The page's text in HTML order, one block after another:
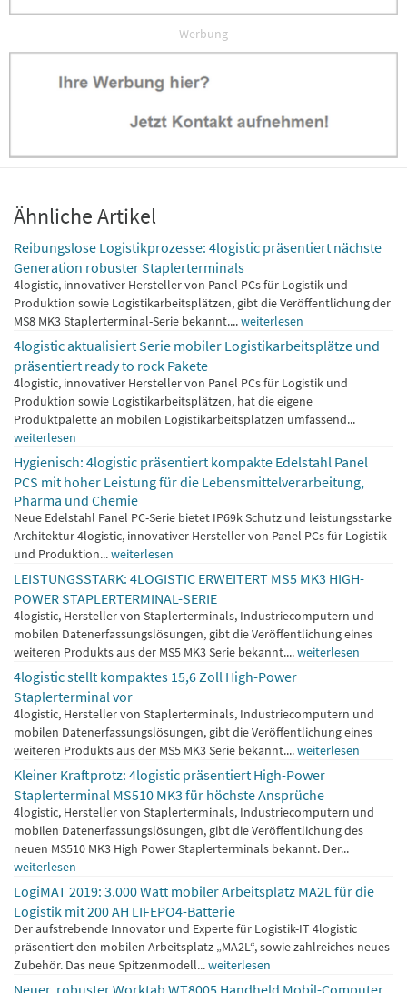
Werbung
Ähnliche Artikel
Reibungslose Logistikprozesse: 4logistic präsentiert nächste
Generation robuster Staplerterminals
4logistic, innovativer Hersteller von Panel PCs für Logistik und
Produktion sowie Logistikarbeitsplätzen, gibt die Veröffentlichung der
MS8 MK3 Staplerterminal-Serie bekannt....weiterlesen
4logistic aktualisiert Serie mobiler Logistikarbeitsplätze und
präsentiert ready to rock Pakete
4logistic, innovativer Hersteller von Panel PCs für Logistik und
Produktion sowie Logistikarbeitsplätzen, hat die eigene
Produktpalette an mobilen Logistikarbeitsplätzen umfassend...
weiterlesen
Hygienisch: 4logistic präsentiert kompakte Edelstahl Panel
PCS mit hoher Leistung für die Lebensmittelverarbeitung,
Pharma und Chemie
Neue Edelstahl Panel PC-Serie bietet IP69k Schutz und leistungsstarke
Architektur 4logistic, innovativer Hersteller von Panel PCs für Logistik
und Produktion...weiterlesen
LEISTUNGSSTARK: 4LOGISTIC ERWEITERT MS5 MK3 HIGH-
POWER STAPLERTERMINAL-SERIE
4logistic, Hersteller von Staplerterminals, Industriecomputern und
mobilen Datenerfassungslösungen, gibt die Veröffentlichung eines
weiteren Produkts aus der MS5 MK3 Serie bekannt....weiterlesen
4logistic stellt kompaktes 15,6 Zoll High-Power
Staplerterminal vor
4logistic, Hersteller von Staplerterminals, Industriecomputern und
mobilen Datenerfassungslösungen, gibt die Veröffentlichung eines
weiteren Produkts aus der MS5 MK3 Serie bekannt....weiterlesen
Kleiner Kraftprotz: 4logistic präsentiert High-Power
Staplerterminal MS510 MK3 für höchste Ansprüche
4logistic, Hersteller von Staplerterminals, Industriecomputern und
mobilen Datenerfassungslösungen, gibt die Veröffentlichung des
neuen MS510 MK3 High Power Staplerterminals bekannt. Der...
weiterlesen
LogiMAT 2019: 3.000 Watt mobiler Arbeitsplatz MA2L für die
Logistik mit 200 AH LIFEPO4-Batterie
Der aufstrebende Innovator und Experte für Logistik-IT 4logistic
präsentiert den mobilen Arbeitsplatz „MA2L“, sowie zahlreiches neues
Zubehör. Das neue Spitzenmodell...weiterlesen